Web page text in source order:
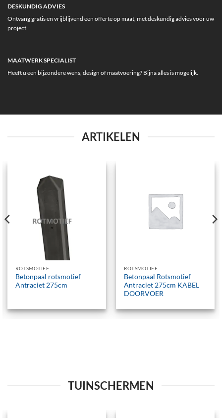
DESKUNDIG ADVIES
Ontvang gratis en vrijblijvend een offerte op maat, met deskundig advies voor uw
project
MAATWERK SPECIALIST
Heeft u een bijzondere wens, design of maatvoering? Bijna alles is mogelijk.
ARTIKELEN
ROTSMOTIEF
Betonpaal rotsmotief
Antraciet 275cm
ROTSMOTIEF
Betonpaal Rotsmotief
Antraciet 275cm KABEL
DOORVOER
TUINSCHERMEN